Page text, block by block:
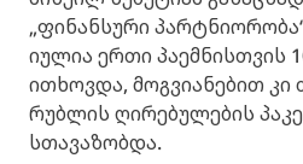
„ფინანსური
იულია ერთი პაემნისთვის
ითხოვდა, მოგვიანებით კი
რუბლის ღირებულების
სთავაზობდა.